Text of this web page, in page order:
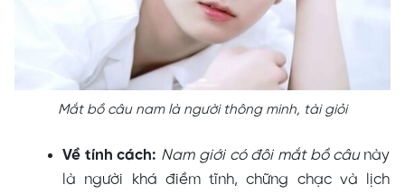
Mắt bồ câu nam là người thông minh, tài giỏi
Về tính cách: Nam giới có đôi mắt bồ câunày
là người khá điềm tĩnh, chững chạc và lịch